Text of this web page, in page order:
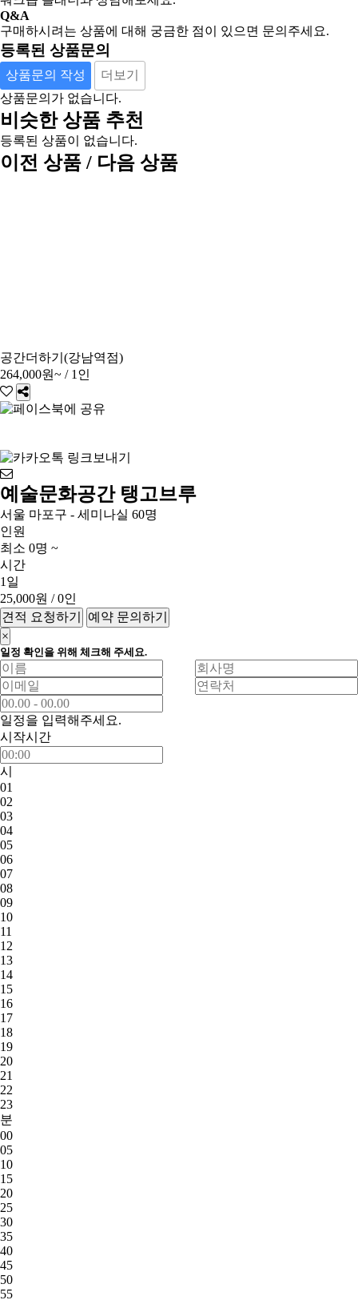
Q&A
구매하시려는 상품에 대해 궁금한 점이 있으면 문의주세요.
등록된 상품문의
상품문의 작성
더보기
상품문의가 없습니다.
비슷한 상품 추천
등록된 상품이 없습니다.
이전 상품 / 다음 상품
공간더하기(강남역점)
264,000원~ / 1인
예술문화공간 탱고브루
서울 마포구 - 세미나실 60명
인원
최소 0명 ~
시간
1일
25,000원 / 0인
견적 요청하기
예약 문의하기
×
일정 확인을 위해 체크해 주세요.
일정을 입력해주세요.
시작시간
시
01
02
03
04
05
06
07
08
09
10
11
12
13
14
15
16
17
18
19
20
21
22
23
분
00
05
10
15
20
25
30
35
40
45
50
55